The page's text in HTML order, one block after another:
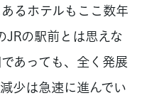
るホテルもここ数年
JRの駅前とは思えな
あっても、全く発展
少は急速に進んでい